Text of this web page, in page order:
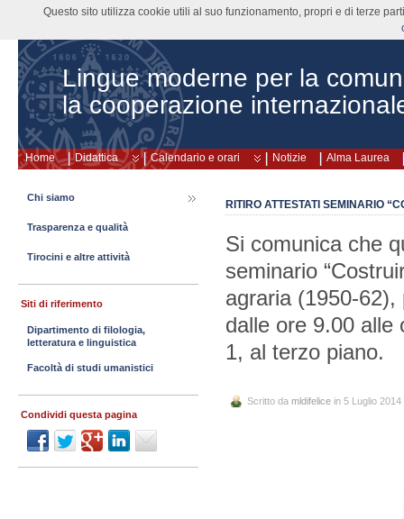
Lingue moderne per la
la cooperazione
Home Didattica Calendario e orari Notizie Alma Laurea
RITIRO ATTESTATI SEMINARIO
Si comunica che
seminario
agraria (1950-
dalle ore 9.00 alle
1, al terzo piano.
Scritto da mldifelice in 5 Luglio 2014
Chi siamo
Trasparenza e qualità
Tirocini e altre attività
Siti di riferimento
Dipartimento di filologia,
letteratura e linguistica
Facoltà di studi umanistici
Condividi questa pagina
Questo sito utilizza cookie utili al suo funzionamento, propri e di terze